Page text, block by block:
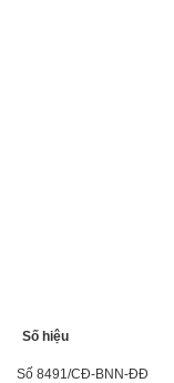
Số hiệu
Số 8491/CĐ-BNN-ĐĐ